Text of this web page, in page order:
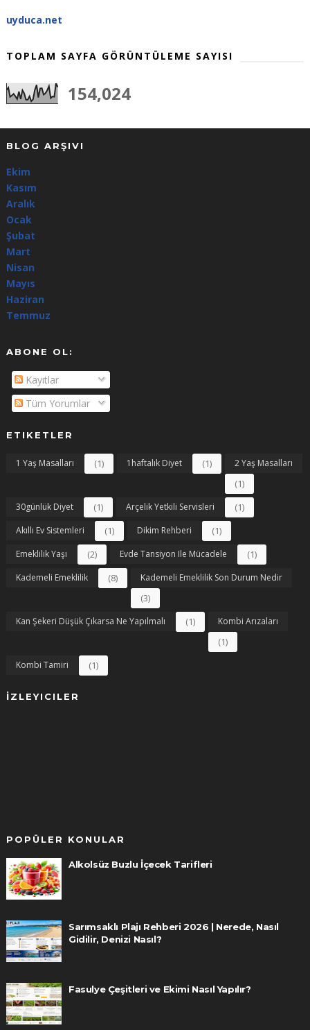
uyduca.net
TOPLAM SAYFA GÖRÜNTÜLEME SAYISI
154,024
BLOG ARŞIVI
Ekim
Kasım
Aralık(344)
Ocak(100)
Şubat
Mart
Nisan
Mayıs
Haziran
Temmuz
ABONE OL:
Kayıtlar
Tüm Yorumlar
ETIKETLER
1 Yaş Masalları (1) 1haftalık Diyet (1) 2 Yaş Masalları
(1)
30günlük Diyet (1) Arçelik Yetkili Servisleri (1)
Akıllı Ev Sistemleri (1) Dikim Rehberi (1)
Emeklilik Yaşı (2) Evde Tansiyon Ile Mücadele (1)
Kademeli Emeklilik (8) Kademeli Emeklilik Son Durum Nedir
(3)
Kan Şekeri Düşük Çıkarsa Ne Yapılmalı (1) Kombi Arızaları
(1)
Kombi Tamiri (1)
İZLEYICILER
POPÜLER KONULAR
Alkolsüz Buzlu İçecek Tarifleri
Sarımsaklı Plajı Rehberi 2026 | Nerede, Nasıl
Gidilir, Denizi Nasıl?
Fasulye Çeşitleri ve Ekimi Nasıl Yapılır?